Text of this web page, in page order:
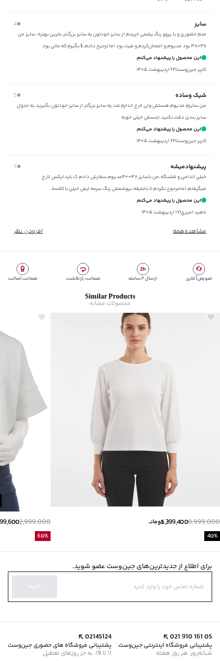
برند:جوتي جينز
شیوه‌برشسایز 4
منم حضوری و با پروو رنگ یشمی خریدم از سایز خودتون یه سایز بزرگ‌تر بخرین بهتره، سایز من
۳۶-۳۸ بود مدیوم و امتحان‌کردم و فیت بود اما ترجیح دادم L بگیرم که عالی بود
این محصول را پیشنهاد می‌کنم.
کاربر جین‌وست|۲۲ اردیبهشت ۱۴۰۵
شیک وساده 5
من سایزم مدیوم هستش ولی لارج اندازم شد.یه سایز بزرگتر از سایز خودتون بگیرید.به جدول
سایز بندی دقت نکنید.جنسش خیلی خوبه
این محصول را پیشنهاد می‌کنم.
کاربر جین‌وست|۲۲ اردیبهشت ۱۴۰۵
پیشنهادمیشه 5
خیلی اندامی و قشنگه.من باسایز ۳۸-۴۰مدیوم سفارش دادم ک باید ایکس لارج
میگرفتم،امامرجوع نکردم تا باجلیقه بپوشمش.رنگ سرمه ایش خیلی با کلاسه.
این محصول را پیشنهاد می‌کنم.
ناهيد اميري|۱۷ اردیبهشت ۱۴۰۵
مشاهده‌همه افزودن نظر
تعویض آنلاین ارسال ۲ ساعته ضمانت بازگشت ضمانت اصالت
Similar Products
محصولات مشابه
8,999,000
5,399,400تومانــ
40%
2,999,000
60%
برای اطلاع از جدیدترین‌های جین‌وست عضو شوید.
تایید
021 910 161 05
پشتیبانی فروشگاه اینترنتی جین‌وست
شبانه‌روز، هر روز هفته
02145124
پشتیبانی فروشگاه های حضوری جین‌وست
11 تا 19، به جز روزهای تعطیل